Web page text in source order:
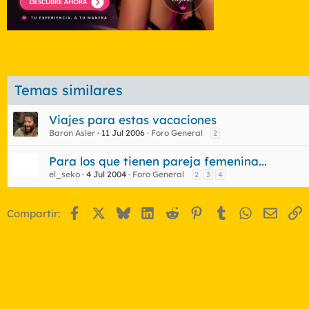
Temas similares
Viajes para estas vacaciones
Baron Asler 11 Jul 2006 Foro General 2
Para los que tienen pareja femenina...
el_seko 4 Jul 2004 Foro General 2 3 4
Compartir: FacebookBlueskyLinkedIn
Reddit Pinterest
Tumblr WhatsApp
Email